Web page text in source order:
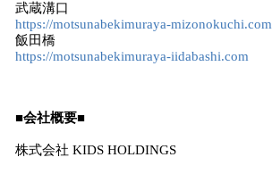
武蔵溝口
https://motsunabekimuraya-mizonokuchi.com
飯田橋
https://motsunabekimuraya-iidabashi.com
■会社概要■
株式会社 KIDS HOLDINGS